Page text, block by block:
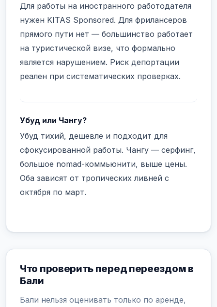
Для работы на иностранного работодателя
нужен KITAS Sponsored. Для фрилансеров
прямого пути нет — большинство работает
на туристической визе, что формально
является нарушением. Риск депортации
реален при систематических проверках.
Убуд или Чангу?
Убуд тихий, дешевле и подходит для
сфокусированной работы. Чангу — серфинг,
большое nomad-коммьюнити, выше цены.
Оба зависят от тропических ливней с
октября по март.
Что проверить перед переездом в
Бали
Бали нельзя оценивать только по аренде,